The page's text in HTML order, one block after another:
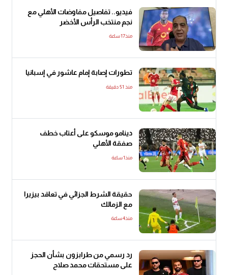
فيديو.. تفاصيل مفاوضات الأهلي مع
نجم منتخب الرأس الأخضر
منذ17 ساعة
تطورات إصابة إمام عاشور في إسبانيا
منذ 51 دقيقة
دينامو موسكو على أعتاب خطف
صفقة الأهلي
منذ1 ساعة
حقيقة الشرط الجزائي في تعاقد بيزيرا
مع الزمالك
منذ4 ساعة
رد رسمي من طرابزون بشأن الحجز
على مستحقات محمد صلاح